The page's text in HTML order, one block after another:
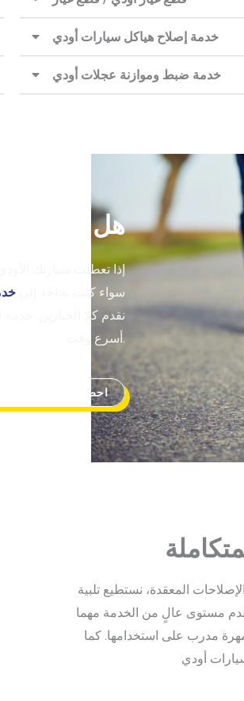
خدمة إصلاح هياكل سيارات أودي
خدمة ضبط وموازنة عجلات أودي
هل تحتاج
إذا تعطلت سيارتك
سواء كنت بحاجة إلى
نقدم كلا الخيارين.
أسرع وقت.
احصل على عرض سعر
المعقدة، نستطيع تلبية
مستوى عالٍ من الخدمة مهما
مدرب على استخدامها. كما